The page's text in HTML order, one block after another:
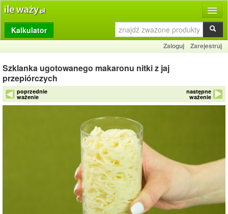
Produkty
Dziennik
Przelicznik
Porównywarka
Kalkulator
Zaloguj Zarejestruj
Szklanka ugotowanego makaronu nitki z jaj
przepiórczych
poprzednie
ważenie
następne
ważenie